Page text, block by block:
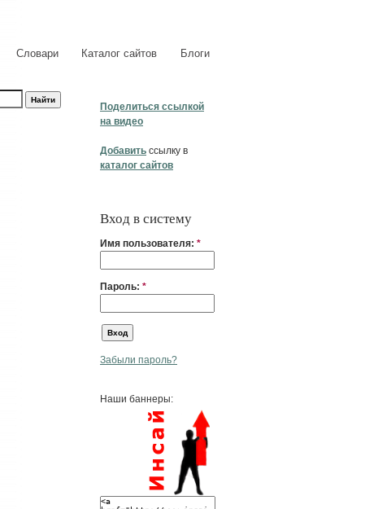
Словари Каталог сайтов Блоги
Поделиться ссылкой
на видео
Добавить ссылку в
каталог сайтов
Вход в систему
Имя пользователя: *
Пароль: *
Забыли пароль?
Наши баннеры: